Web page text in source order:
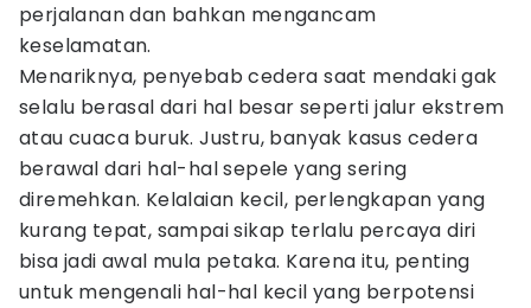
perjalanan dan bahkan mengancam
keselamatan.
Menariknya, penyebab cedera saat mendaki gak
selalu berasal dari hal besar seperti jalur ekstrem
atau cuaca buruk. Justru, banyak kasus cedera
berawal dari hal-hal sepele yang sering
diremehkan. Kelalaian kecil, perlengkapan yang
kurang tepat, sampai sikap terlalu percaya diri
bisa jadi awal mula petaka. Karena itu, penting
untuk mengenali hal-hal kecil yang berpotensi